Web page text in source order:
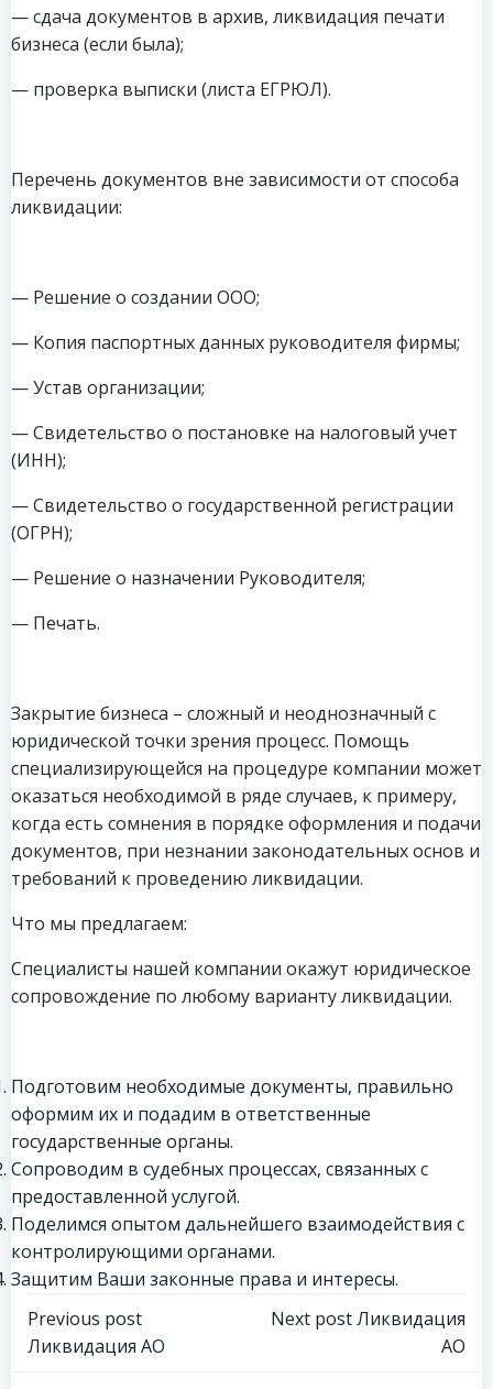
— сдача документов в архив, ликвидация печати
бизнеса (если была);
— проверка выписки (листа ЕГРЮЛ).
Перечень документов вне зависимости от способа
ликвидации:
— Решение о создании ООО;
— Копия паспортных данных руководителя фирмы;
— Устав организации;
— Свидетельство о постановке на налоговый учет
(ИНН);
— Свидетельство о государственной регистрации
(ОГРН);
— Решение о назначении Руководителя;
— Печать.
Закрытие бизнеса – сложный и неоднозначный с
юридической точки зрения процесс. Помощь
специализирующейся на процедуре компании может
оказаться необходимой в ряде случаев, к примеру,
когда есть сомнения в порядке оформления и подачи
документов, при незнании законодательных основ и
требований к проведению ликвидации.
Что мы предлагаем:
Специалисты нашей компании окажут юридическое
сопровождение по любому варианту ликвидации.
Подготовим необходимые документы, правильно
оформим их и подадим в ответственные
государственные органы.
Сопроводим в судебных процессах, связанных с
предоставленной услугой.
Поделимся опытом дальнейшего взаимодействия с
контролирующими органами.
Защитим Ваши законные права и интересы.
Навигация
Previous post
Ликвидация АО
Навигация
Next postЛиквидация
АО